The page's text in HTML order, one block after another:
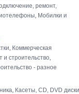
ремонт,
, Мобилки и
, Коммерческая
и строительство,
- разное
, Касеты, CD, DVD диски